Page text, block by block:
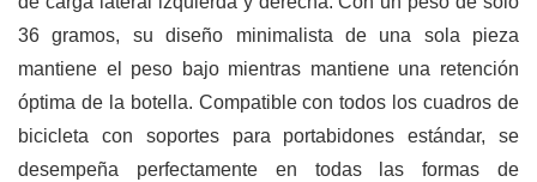
36 gramos, su diseño minimalista de una sola pieza
mantiene el peso bajo mientras mantiene una retención
óptima de la botella. Compatible con todos los cuadros de
bicicleta con soportes para portabidones estándar, se
desempeña perfectamente en todas las formas de